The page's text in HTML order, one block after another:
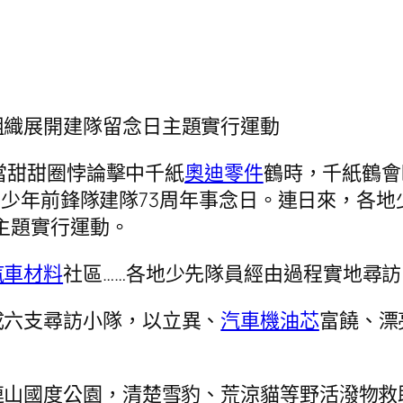
展開建隊留念日主題實行運動
甜甜圈悖論擊中千紙奧迪零件鶴時，千紙鶴
年前鋒隊建隊73周年事念日。連日來，各
題實行運動。
材料社區……各地少先隊員經由過程實地尋
支尋訪小隊，以立異、 汽車機油芯富饒、
國度公園，清楚雪豹、荒涼貓等野活潑物